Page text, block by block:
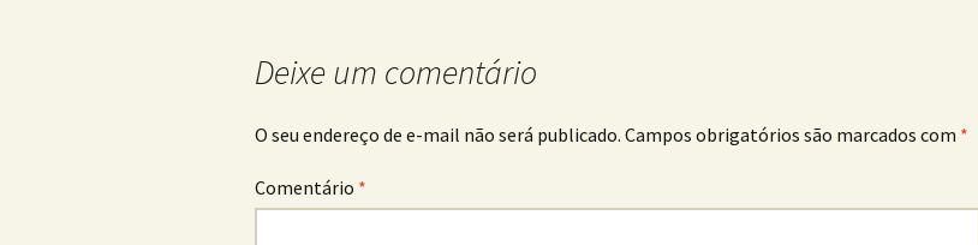
Deixe um comentário
O seu endereço de e-mail não será publicado. Campos obrigatórios são marcados com *
Comentário *